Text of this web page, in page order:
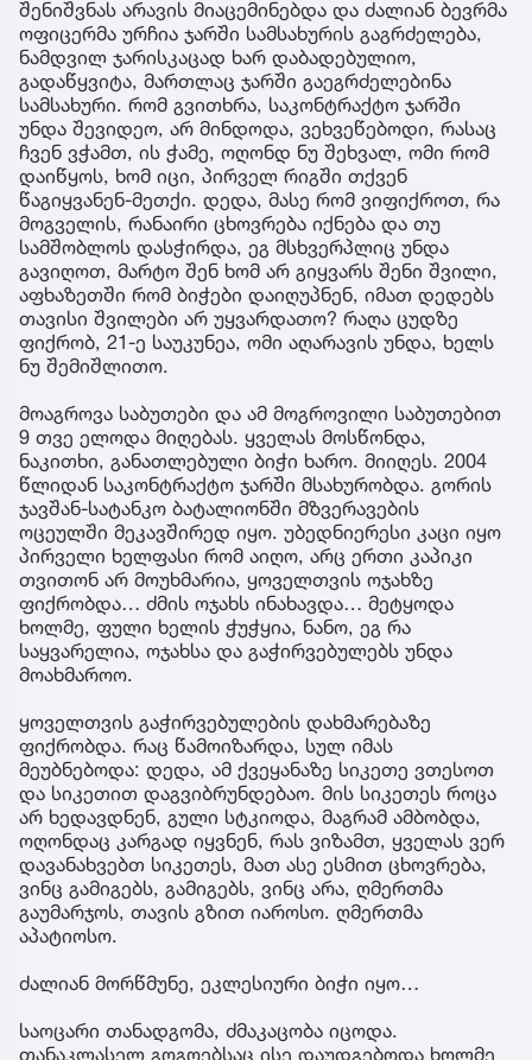
შენიშვნას არავის მიაცემინებდა და ძალიან ბევრმა
ოფიცერმა ურჩია ჯარში სამსახურის გაგრძელება,
ნამდვილ ჯარისკაცად ხარ დაბადებულიო,
გადაწყვიტა, მართლაც ჯარში გაეგრძელებინა
სამსახური. რომ გვითხრა, საკონტრაქტო ჯარში
უნდა შევიდეო, არ მინდოდა, ვეხვეწებოდი, რასაც
ჩვენ ვჭამთ, ის ჭამე, ოღონდ ნუ შეხვალ, ომი რომ
დაიწყოს, ხომ იცი, პირველ რიგში თქვენ
წაგიყვანენ-მეთქი. დედა, მასე რომ ვიფიქროთ, რა
მოგველის, რანაირი ცხოვრება იქნება და თუ
სამშობლოს დასჭირდა, ეგ მსხვერპლიც უნდა
გავიღოთ, მარტო შენ ხომ არ გიყვარს შენი შვილი,
აფხაზეთში რომ ბიჭები დაიღუპნენ, იმათ დედებს
თავისი შვილები არ უყვარდათო? რაღა ცუდზე
ფიქრობ, 21-ე საუკუნეა, ომი აღარავის უნდა, ხელს
ნუ შემიშლითო.
მოაგროვა საბუთები და ამ მოგროვილი საბუთებით
9 თვე ელოდა მიღებას. ყველას მოსწონდა,
ნაკითხი, განათლებული ბიჭი ხარო. მიიღეს. 2004
წლიდან საკონტრაქტო ჯარში მსახურობდა. გორის
ჯავშან-სატანკო ბატალიონში მზვერავების
ოცეულში მეკავშირედ იყო. უბედნიერესი კაცი იყო
პირველი ხელფასი რომ აიღო, არც ერთი კაპიკი
თვითონ არ მოუხმარია, ყოველთვის ოჯახზე
ფიქრობდა… ძმის ოჯახს ინახავდა… მეტყოდა
ხოლმე, ფული ხელის ჭუჭყია, ნანო, ეგ რა
საყვარელია, ოჯახსა და გაჭირვებულებს უნდა
მოახმაროო.
ყოველთვის გაჭირვებულების დახმარებაზე
ფიქრობდა. რაც წამოიზარდა, სულ იმას
მეუბნებოდა: დედა, ამ ქვეყანაზე სიკეთე ვთესოთ
და სიკეთით დაგვიბრუნდებაო. მის სიკეთეს როცა
არ ხედავდნენ, გული სტკიოდა, მაგრამ ამბობდა,
ოღონდაც კარგად იყვნენ, რას ვიზამთ, ყველას ვერ
დავანახვებთ სიკეთეს, მათ ასე ესმით ცხოვრება,
ვინც გამიგებს, გამიგებს, ვინც არა, ღმერთმა
გაუმარჯოს, თავის გზით იაროსო. ღმერთმა
აპატიოსო.
ძალიან მორწმუნე, ეკლესიური ბიჭი იყო…
საოცარი თანადგომა, ძმაკაცობა იცოდა.
თანაკლასელ გოგოებსაც ისე დაუდგებოდა ხოლმე